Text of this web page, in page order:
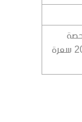
الواحدة مبنية على نظام غذائي محتوي على 2000 سعرة